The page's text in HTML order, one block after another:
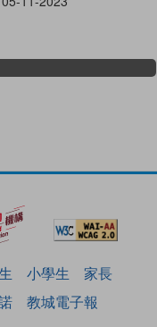
小學生
家長
教城電子報